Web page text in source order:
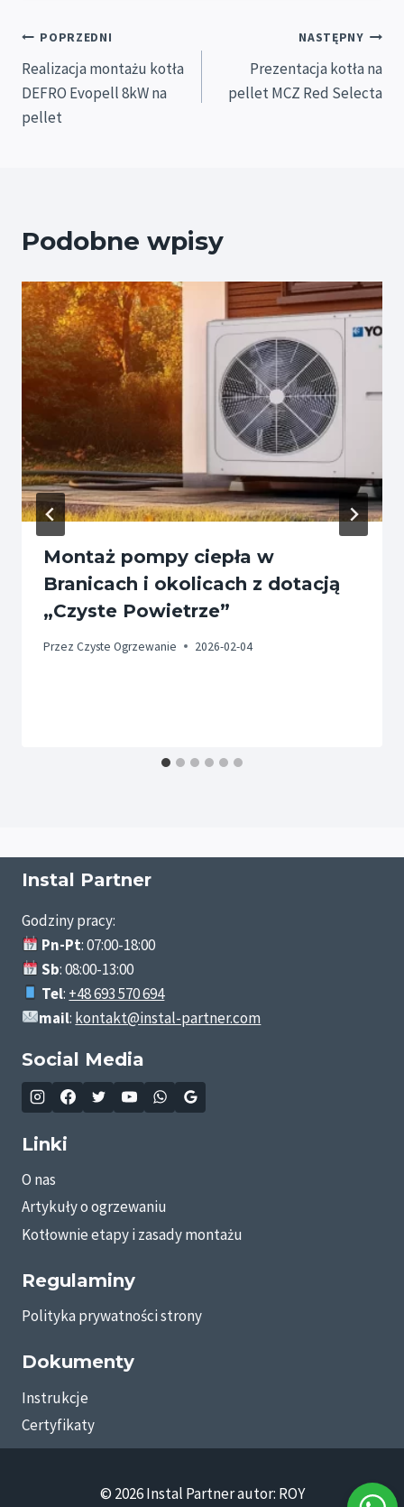
Nawigacja
wpisu
POPRZEDNI
Realizacja montażu kotła
DEFRO Evopell 8kW na
pellet
NASTĘPNY
Prezentacja kotła na
pellet MCZ Red Selecta
Podobne wpisy
Montaż pompy ciepła w
Branicach i okolicach z dotacją
„Czyste Powietrze”
Przez Czyste Ogrzewanie 2026-02-04
Instal Partner
Godziny pracy:
Pn-Pt: 07:00-18:00
Sb: 08:00-13:00
Tel: +48 693 570 694
mail: kontakt@instal-partner.com
Social Media
Linki
O nas
Artykuły o ogrzewaniu
Kotłownie etapy i zasady montażu
Regulaminy
Polityka prywatności strony
Dokumenty
Instrukcje
Certyfikaty
© 2026 Instal Partner autor: ROY